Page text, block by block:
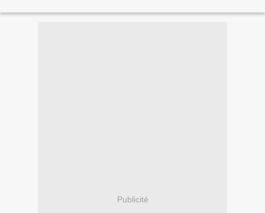
Publicité